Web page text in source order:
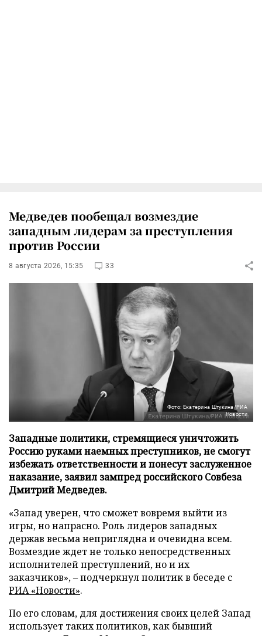
Медведев пообещал возмездие
западным лидерам за преступления
против России
8 августа 2026, 15:35 33
Фото: Екатерина Штукина/РИА
Новости
Западные политики, стремящиеся уничтожить
Россию руками наемных преступников, не смогут
избежать ответственности и понесут заслуженное
наказание, заявил зампред российского Совбеза
Дмитрий Медведев.
«Запад уверен, что сможет вовремя выйти из
игры, но напрасно. Роль лидеров западных
держав весьма неприглядна и очевидна всем.
Возмездие ждет не только непосредственных
исполнителей преступлений, но и их
заказчиков», – подчеркнул политик в беседе с
РИА «Новости».
По его словам, для достижения своих целей Запад
использует таких политиков, как бывший